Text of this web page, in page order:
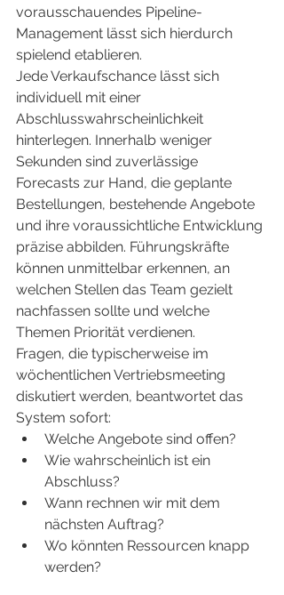
vorausschauendes Pipeline-
Management lässt sich hierdurch
spielend etablieren.
Jede Verkaufschance lässt sich
individuell mit einer
Abschlusswahrscheinlichkeit
hinterlegen. Innerhalb weniger
Sekunden sind zuverlässige
Forecasts zur Hand, die geplante
Bestellungen, bestehende Angebote
und ihre voraussichtliche Entwicklung
präzise abbilden. Führungskräfte
können unmittelbar erkennen, an
welchen Stellen das Team gezielt
nachfassen sollte und welche
Themen Priorität verdienen.
Fragen, die typischerweise im
wöchentlichen Vertriebsmeeting
diskutiert werden, beantwortet das
System sofort:
Welche Angebote sind offen?
Wie wahrscheinlich ist ein
Abschluss?
Wann rechnen wir mit dem
nächsten Auftrag?
Wo könnten Ressourcen knapp
werden?